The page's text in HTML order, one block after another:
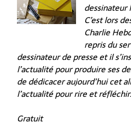
dessinateur
C’est lors
Charlie
repris du
dessinateur de presse et il
l’actualité pour produire ses
de dédicacer aujourd’hui cet
l’actualité pour rire et réfléchir.
Gratuit